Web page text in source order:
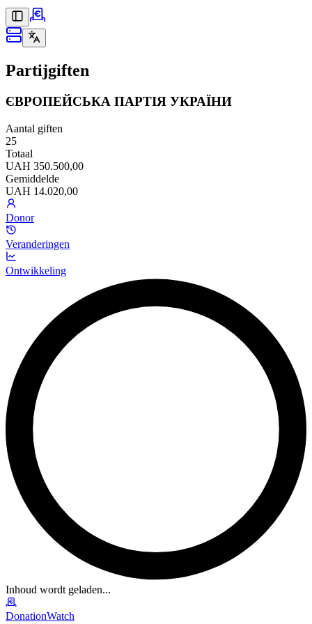
Partijgiften
ЄВРОПЕЙСЬКА ПАРТІЯ УКРАЇНИ
Aantal giften
25
Totaal
UAH 350.500,00
Gemiddelde
UAH 14.020,00
Donor
Veranderingen
Ontwikkeling
Inhoud wordt geladen...
DonationWatch